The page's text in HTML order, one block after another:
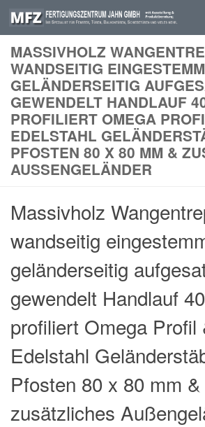
Skip to content
MASSIVHOLZ
WANDSEITIG
GELÄNDERSEITIG
GEWENDELT HANDLAUF
PROFILIERT OMEGA
EDELSTAHL
PFOSTEN 80 X 80 MM &
AUSSENGELÄNDER
Massivholz
wandseitig
geländerseitig
gewendelt Handlauf
profiliert Omega Profil
Edelstahl
Pfosten 80 x 80 mm &
zusätzliches